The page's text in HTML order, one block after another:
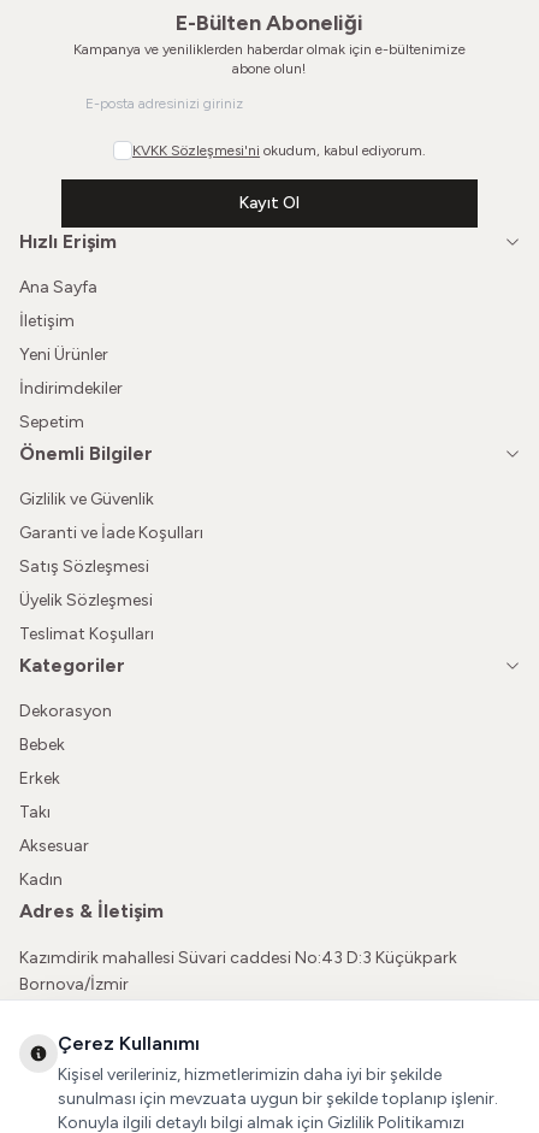
E-Bülten Aboneliği
Kampanya ve yeniliklerden haberdar olmak için e-bültenimize
abone olun!
KVKK Sözleşmesi'ni okudum, kabul ediyorum.
Kayıt Ol
Hızlı Erişim
Ana Sayfa
İletişim
Yeni Ürünler
İndirimdekiler
Sepetim
Önemli Bilgiler
Gizlilik ve Güvenlik
Garanti ve İade Koşulları
Satış Sözleşmesi
Üyelik Sözleşmesi
Teslimat Koşulları
Kategoriler
Dekorasyon
Bebek
Erkek
Takı
Aksesuar
Kadın
Adres & İletişim
Kazımdirik mahallesi Süvari caddesi No:43 D:3 Küçükpark
Bornova/İzmir
vatkaliguve@gmail.com
Sosyal Medya
Çerez Kullanımı
Kişisel verileriniz, hizmetlerimizin daha iyi bir şekilde
sunulması için mevzuata uygun bir şekilde toplanıp işlenir.
Konuyla ilgili detaylı bilgi almak için Gizlilik Politikamızı